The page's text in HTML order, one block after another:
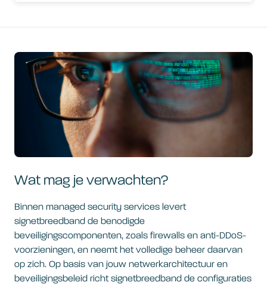
Wat mag je verwachten?
Binnen managed security services levert
signetbreedband de benodigde
beveiligingscomponenten, zoals firewalls en anti-DDoS-
voorzieningen, en neemt het volledige beheer daarvan
op zich. Op basis van jouw netwerkarchitectuur en
beveiligingsbeleid richt signetbreedband de configuraties